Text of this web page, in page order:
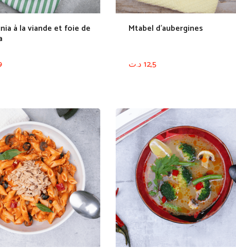
à la viande et foie de Mtabel d’aubergines
12,5د.ت